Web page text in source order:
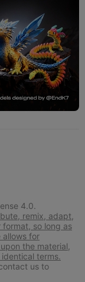
4.0.
remix, adapt,
so long as
allows for
the material,
terms.
us to